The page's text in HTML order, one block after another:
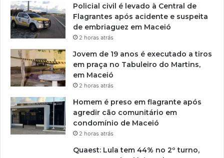
Policial civil é levado à Central de
Flagrantes após acidente e suspeita
de embriaguez em Maceió
2 horas atrás
Jovem de 19 anos é executado a tiros
em praça no Tabuleiro do Martins,
em Maceió
2 horas atrás
Homem é preso em flagrante após
agredir cão comunitário em
condomínio de Maceió
2 horas atrás
Quaest: Lula tem 44% no 2º turno,